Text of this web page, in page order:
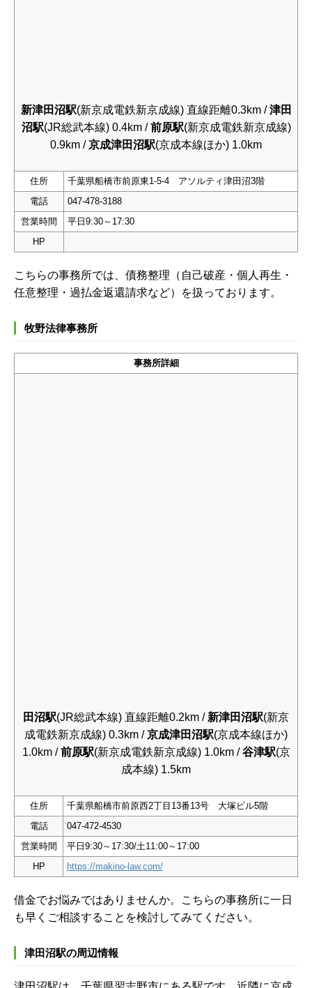
新津田沼駅(新京成電鉄新京成線) 直線距離0.3km /津田
沼駅(JR総武本線) 0.4km /前原駅(新京成電鉄新京成線)
0.9km /京成津田沼駅(京成本線ほか) 1.0km
住所
千葉県船橋市前原東1-5-4 アソルティ津田沼3階
電話
047-478-3188
営業時間
平日9:30～17:30
HP
こちらの事務所では、債務整理（自己破産・個人再生・
任意整理・過払金返還請求など）を扱っております。
牧野法律事務所
事務所詳細
田沼駅(JR総武本線) 直線距離0.2km / 新津田沼駅(新京
成電鉄新京成線) 0.3km /京成津田沼駅(京成本線ほか)
1.0km /前原駅(新京成電鉄新京成線) 1.0km /谷津駅(京
成本線) 1.5km
住所
千葉県船橋市前原西2丁目13番13号 大塚ビル5階
電話
047-472-4530
営業時間
平日9:30～17:30/土11:00～17:00
HP
https://makino-law.com/
借金でお悩みではありませんか。こちらの事務所に一日
も早くご相談することを検討してみてください。
津田沼駅の周辺情報